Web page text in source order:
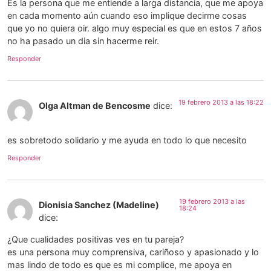
Es la persona que me entiende a larga distancia, que me apoya
en cada momento aún cuando eso implique decirme cosas
que yo no quiera oir. algo muy especial es que en estos 7 años
no ha pasado un dia sin hacerme reir.
Responder
Olga Altman de Bencosme dice: 19 febrero 2013 a las 18:22
es sobretodo solidario y me ayuda en todo lo que necesito
Responder
Dionisia Sanchez (Madeline)
dice:
19 febrero 2013 a las
18:24
¿Que cualidades positivas ves en tu pareja?
es una persona muy comprensiva, cariñoso y apasionado y lo
mas lindo de todo es que es mi complice, me apoya en